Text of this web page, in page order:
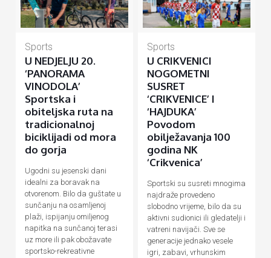
Sports
U NEDJELJU 20.
‘PANORAMA
VINODOLA’
Sportska i
obiteljska ruta na
tradicionalnoj
biciklijadi od mora
do gorja
Ugodni su jesenski dani
idealni za boravak na
otvorenom. Bilo da guštate u
sunčanju na osamljenoj
plaži, ispijanju omiljenog
napitka na sunčanoj terasi
uz more ili pak obožavate
sportsko-rekreativne
Sports
U CRIKVENICI
NOGOMETNI
SUSRET
‘CRIKVENICE’ I
‘HAJDUKA’
Povodom
obilježavanja 100
godina NK
‘Crikvenica’
Sportski su susreti mnogima
najdraže provedeno
slobodno vrijeme, bilo da su
aktivni sudionici ili gledatelji i
vatreni navijači. Sve se
generacije jednako vesele
igri, zabavi, vrhunskim